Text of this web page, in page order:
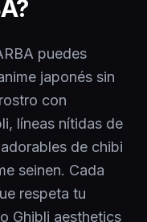
puedes
japonés sin
con
líneas nítidas de
de chibi
seinen. Cada
respeta tu
Ghibli aesthetics